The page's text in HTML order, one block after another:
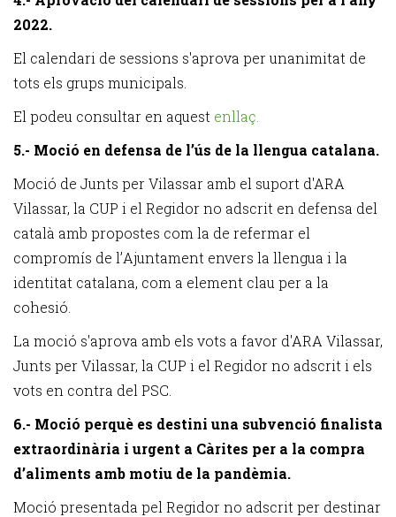
2022.
El calendari de sessions s'aprova per unanimitat de
tots els grups municipals.
El podeu consultar en aquest enllaç.
5.- Moció en defensa de l’ús de la llengua catalana.
Moció de Junts per Vilassar amb el suport d'ARA
Vilassar, la CUP i el Regidor no adscrit en defensa del
català amb propostes com la de refermar el
compromís de l’Ajuntament envers la llengua i la
identitat catalana, com a element clau per a la
cohesió.
La moció s'aprova amb els vots a favor d'ARA Vilassar,
Junts per Vilassar, la CUP i el Regidor no adscrit i els
vots en contra del PSC.
6.- Moció perquè es destini una subvenció finalista
extraordinària i urgent a Càrites per a la compra
d’aliments amb motiu de la pandèmia.
Moció presentada pel Regidor no adscrit per destinar